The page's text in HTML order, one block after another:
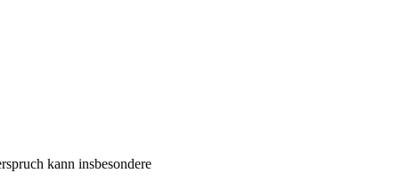
kann insbesondere